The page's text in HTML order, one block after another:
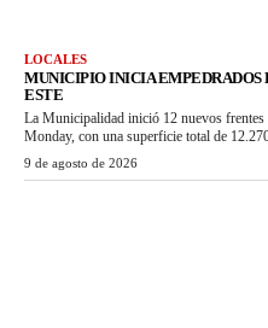
LOCALES
MUNICIPIO INICIA EMPEDRADOS
ESTE
La Municipalidad inició 12 nuevos frentes
Monday, con una superficie total de
9 de agosto de 2026